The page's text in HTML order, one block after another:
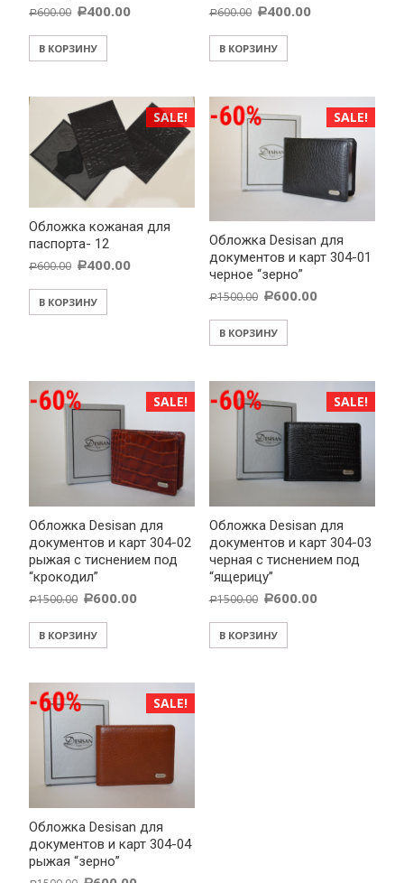
Р600.00 Р400.00
В КОРЗИНУ
Р600.00 Р400.00
В КОРЗИНУ
SALE!
Обложка кожаная для
паспорта- 12
Р600.00 Р400.00
В КОРЗИНУ
SALE!
Обложка Desisan для
документов и карт 304-01
черное “зерно”
Р1500.00 Р600.00
В КОРЗИНУ
SALE!
Обложка Desisan для
документов и карт 304-02
рыжая с тиснением под
“крокодил”
Р1500.00 Р600.00
В КОРЗИНУ
SALE!
Обложка Desisan для
документов и карт 304-03
черная с тиснением под
“ящерицу”
Р1500.00 Р600.00
В КОРЗИНУ
SALE!
Обложка Desisan для
документов и карт 304-04
рыжая “зерно”